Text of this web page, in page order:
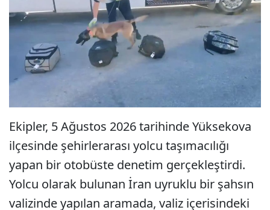
Ekipler, 5 Ağustos 2026 tarihinde Yüksekova
ilçesinde şehirlerarası yolcu taşımacılığı
yapan bir otobüste denetim gerçekleştirdi.
Yolcu olarak bulunan İran uyruklu bir şahsın
valizinde yapılan aramada, valiz içerisindeki